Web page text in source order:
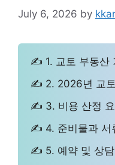
July 6, 2026 by
✍ 1. 교토 부동산
✍ 2. 2026년 교토
✍ 3. 비용 산정 요
✍ 4. 준비물과 서
✍ 5. 예약 및 상담